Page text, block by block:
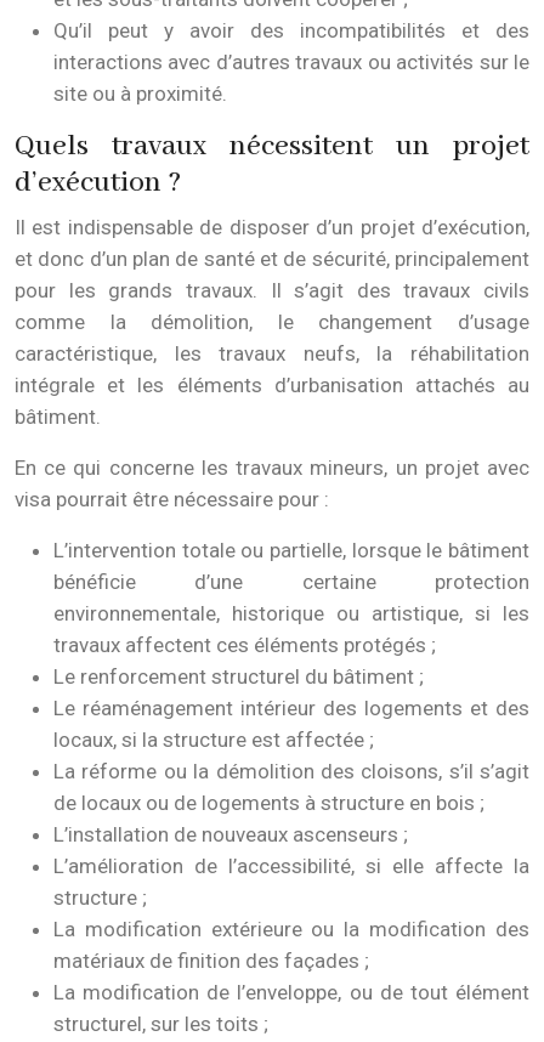
Qu’il peut y avoir des incompatibilités et des
interactions avec d’autres travaux ou activités sur le
site ou à proximité.
Quels travaux nécessitent un projet
d’exécution ?
Il est indispensable de disposer d’un projet d’exécution,
et donc d’un plan de santé et de sécurité, principalement
pour les grands travaux. Il s’agit des travaux civils
comme la démolition, le changement d’usage
caractéristique, les travaux neufs, la réhabilitation
intégrale et les éléments d’urbanisation attachés au
bâtiment.
En ce qui concerne les travaux mineurs, un projet avec
visa pourrait être nécessaire pour :
L’intervention totale ou partielle, lorsque le bâtiment
bénéficie d’une certaine protection
environnementale, historique ou artistique, si les
travaux affectent ces éléments protégés ;
Le renforcement structurel du bâtiment ;
Le réaménagement intérieur des logements et des
locaux, si la structure est affectée ;
La réforme ou la démolition des cloisons, s’il s’agit
de locaux ou de logements à structure en bois ;
L’installation de nouveaux ascenseurs ;
L’amélioration de l’accessibilité, si elle affecte la
structure ;
La modification extérieure ou la modification des
matériaux de finition des façades ;
La modification de l’enveloppe, ou de tout élément
structurel, sur les toits ;